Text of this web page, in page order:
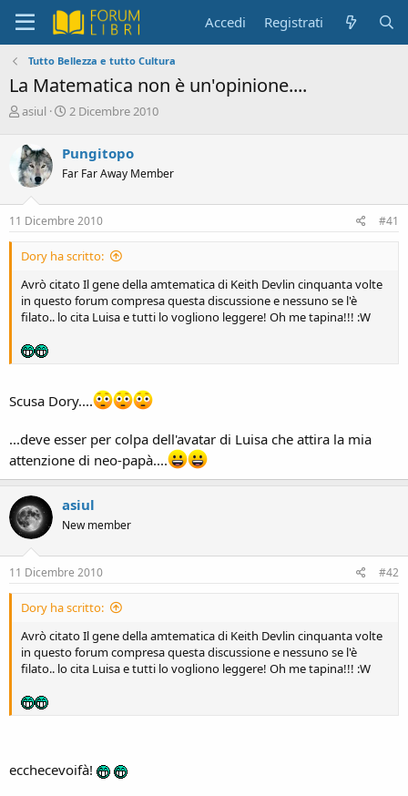
Accedi Registrati
Tutto Bellezza e tutto Cultura
La Matematica non è un'opinione....
C
e
a
t
o
r
e
i
c
u
s
i
e
asiul
D
a
d
i
n
z
o
2 Dicembre 2010
Pungitopo
Far Far Away Member
11 Dicembre 2010 #41
Dory ha scritto:
Avrò citato Il gene della amtematica di Keith Devlin cinquanta volte
in questo forum compresa questa discussione e nessuno se l'è
filato.. lo cita Luisa e tutti lo vogliono leggere! Oh me tapina!!! :W
Scusa Dory....
...deve esser per colpa dell'avatar di Luisa che attira la mia
attenzione di neo-papà....
asiul
New member
11 Dicembre 2010 #42
Dory ha scritto:
Avrò citato Il gene della amtematica di Keith Devlin cinquanta volte
in questo forum compresa questa discussione e nessuno se l'è
filato.. lo cita Luisa e tutti lo vogliono leggere! Oh me tapina!!! :W
ecchecevoifà!